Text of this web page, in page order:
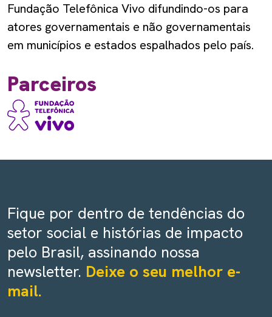
Fundação Telefônica Vivo difundindo-os para
atores governamentais e não governamentais
em municípios e estados espalhados pelo país.
Parceiros
Fique por dentro de tendências do
setor social e histórias de impacto
pelo Brasil, assinando nossa
newsletter. Deixe o seu melhor e-
mail.